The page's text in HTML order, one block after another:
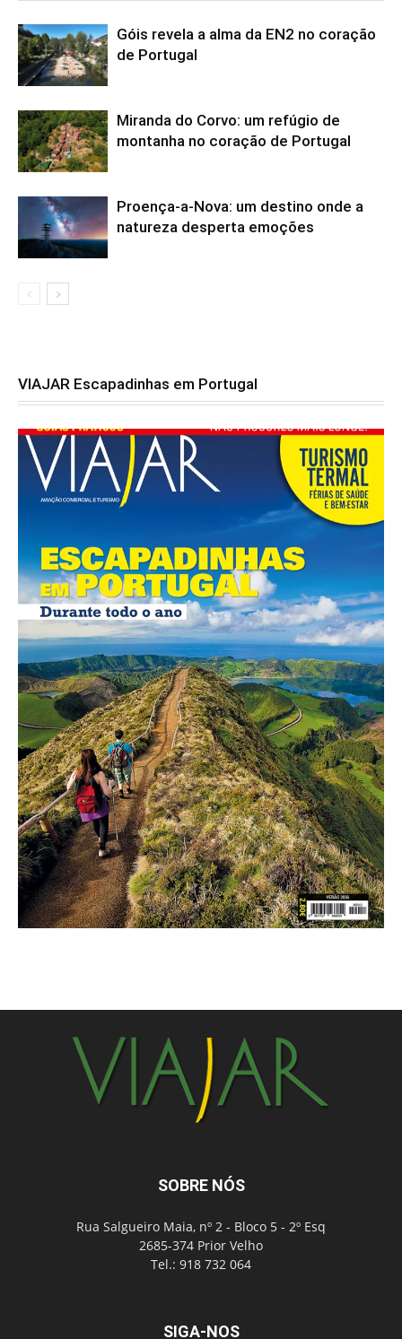
Góis revela a alma da EN2 no coração
de Portugal
Miranda do Corvo: um refúgio de
montanha no coração de Portugal
Proença-a-Nova: um destino onde a
natureza desperta emoções
VIAJAR Escapadinhas em Portugal
SOBRE NÓS
Rua Salgueiro Maia, nº 2 - Bloco 5 - 2º Esq
2685-374 Prior Velho
Tel.: 918 732 064
SIGA-NOS